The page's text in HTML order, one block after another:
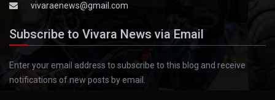
vivaraenews@gmail.com
Subscribe to Vivara News via Email
Enter your email address to subscribe to this blog and receive
notifications of new posts by email.